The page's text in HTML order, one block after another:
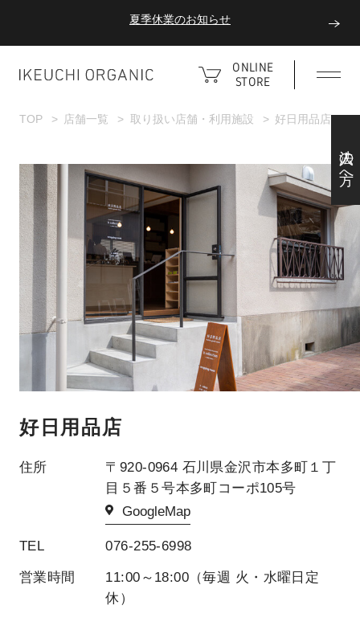
夏季休業のお知らせ
ダブルポイント！夏をアクティブに楽しむ夏タオル
夏季休業のお知らせ
ONLINE
STORE
法人の方へ
TOP 店舗一覧 取り扱い店舗・利用施設 好日用品店
好日用品店
住所
〒920-0964 石川県金沢市本多町１丁
目５番５号本多町コーポ105号
GoogleMap
TEL 076-255-6998
営業時間
11:00～18:00（毎週 火・水曜日定
休）